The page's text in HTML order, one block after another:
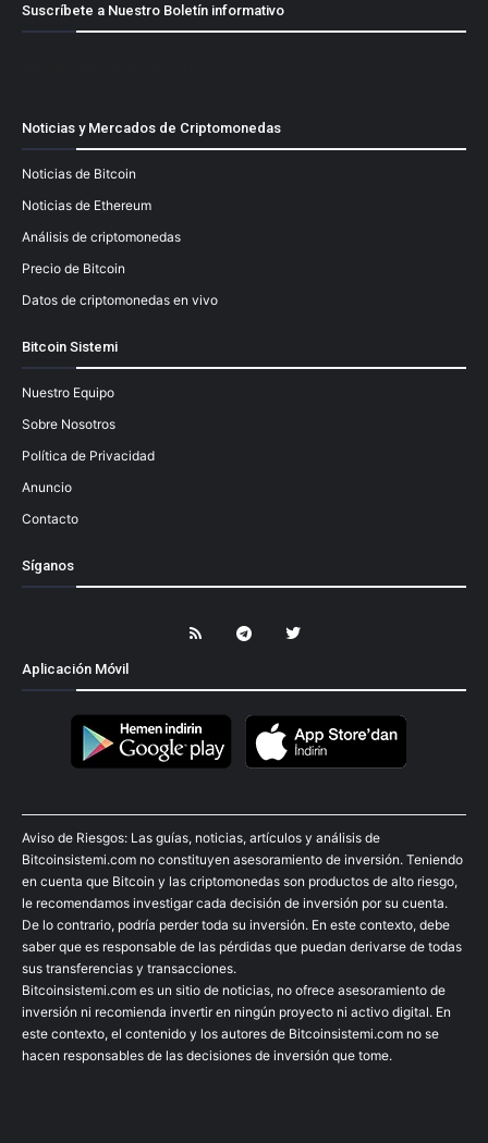
Suscríbete a Nuestro Boletín informativo
Noticias y Mercados de Criptomonedas
Noticias de Bitcoin
Noticias de Ethereum
Análisis de criptomonedas
Precio de Bitcoin
Datos de criptomonedas en vivo
Bitcoin Sistemi
Nuestro Equipo
Sobre Nosotros
Política de Privacidad
Anuncio
Contacto
Síganos
Aplicación Móvil
Aviso de Riesgos: Las guías, noticias, artículos y análisis de
Bitcoinsistemi.com no constituyen asesoramiento de inversión. Teniendo
en cuenta que Bitcoin y las criptomonedas son productos de alto riesgo,
le recomendamos investigar cada decisión de inversión por su cuenta.
De lo contrario, podría perder toda su inversión. En este contexto, debe
saber que es responsable de las pérdidas que puedan derivarse de todas
sus transferencias y transacciones.
Bitcoinsistemi.com es un sitio de noticias, no ofrece asesoramiento de
inversión ni recomienda invertir en ningún proyecto ni activo digital. En
este contexto, el contenido y los autores de Bitcoinsistemi.com no se
hacen responsables de las decisiones de inversión que tome.